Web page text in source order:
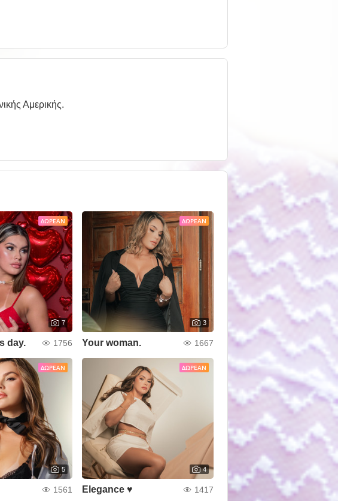
Αμερικής.
ΔΩΡΕΆΝ
7
day. 1756
ΔΩΡΕΆΝ
3
Your woman. 1667
ΔΩΡΕΆΝ
5
1561
ΔΩΡΕΆΝ
4
Elegance ♥ 1417